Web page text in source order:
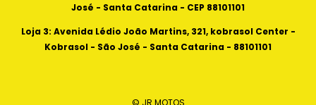
José - Santa Catarina - CEP 88101101
Loja 3: Avenida Lédio João Martins, 321, kobrasol Center -
Kobrasol - São José - Santa Catarina - 88101101
© JR MOTOS